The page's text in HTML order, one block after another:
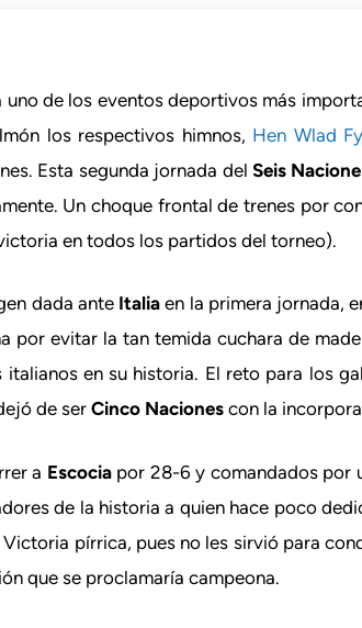
uno de los eventos deportivos más
los respectivos himnos, Hen Wlad
Esta segunda jornada del Seis
Un choque frontal de trenes por
en todos los partidos del torneo).
dada ante Italia en la primera jornada,
por evitar la tan temida cuchara de
en su historia. El reto para los
de ser Cinco Naciones con la
a Escociapor 28-6 y comandados por
de la historia a quien hace poco
Victoria pírrica, pues no les sirvió para
que se proclamaría campeona.